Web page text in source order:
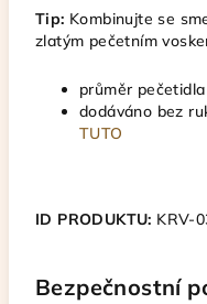
Tip: Kombinujte se
zlatým pečetním
průměr
dodáváno bez
TUTO
ID PRODUKTU: KRV-
Bezpečnostní